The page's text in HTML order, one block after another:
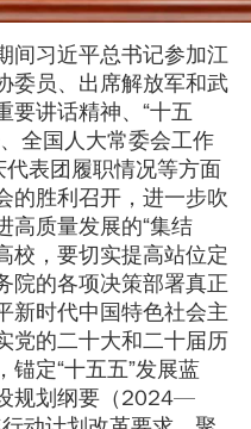
间习近平总书记参加江
委员、出席解放军和武
要讲话精神、“十五
全国人大常委会工作
代表团履职情况等方面
的胜利召开，进一步吹
高质量发展的“集结
校，要切实提高站位定
院的各项决策部署真正
新时代中国特色社会主
党的二十大和二十届历
锚定“十五五”发展蓝
规划纲要（2024—